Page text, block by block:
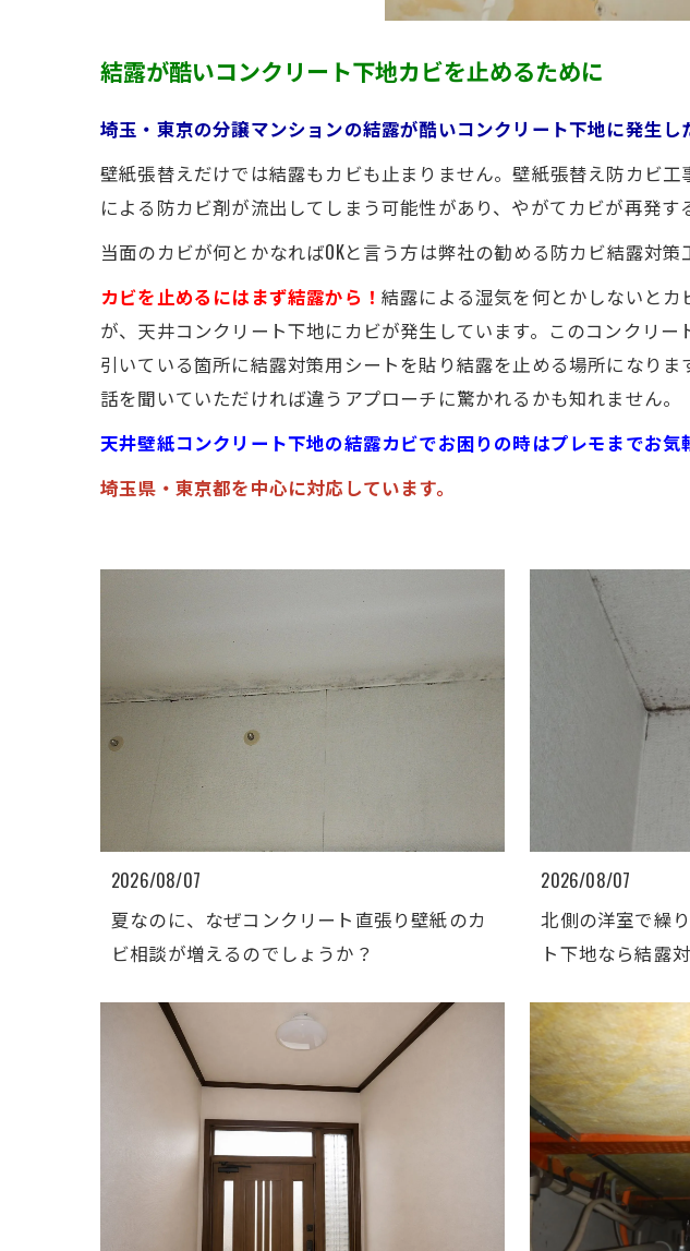
結露が酷いコンクリート下地カビを止めるために
埼玉・東京の分譲マンションの結露が酷いコンクリート下地に発生
壁紙張替えだけでは結露もカビも止まりません。壁紙張替え防カビ
による防カビ剤が流出してしまう可能性があり、やがてカビが再発す
当面のカビが何とかなればOKと言う方は弊社の勧める防カビ結露対策
カビを止めるにはまず結露から！ 結露による湿気を何とかしないと
が、天井コンクリート下地にカビが発生しています。このコンクリ
引いている箇所に結露対策用シートを貼り結露を止める場所になり
話を聞いていただければ違うアプローチに驚かれるかも知れません。
天井壁紙コンクリート下地の結露カビでお困りの時はプレモまでお気
埼玉県・東京都を中心に対応しています。
2026/08/07
夏なのに、なぜコンクリート直張り壁紙のカ
ビ相談が増えるのでしょうか？
2026/08/07
北側の洋室で繰
ト下地なら結露